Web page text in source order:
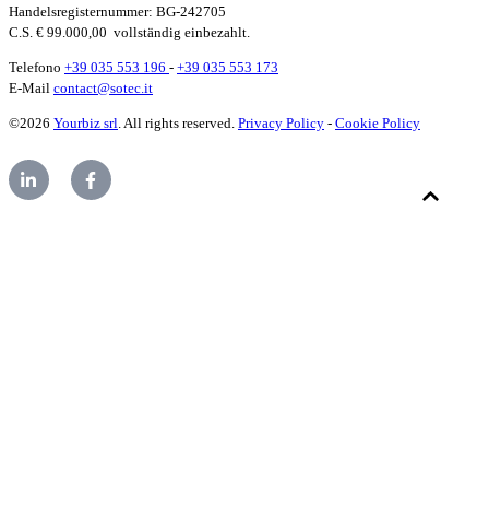
Handelsregisternummer: BG-242705
C.S. € 99.000,00 vollständig einbezahlt.
Telefono +39 035 553 196 - +39 035 553 173
E-Mail contact@sotec.it
©2026 Yourbiz srl. All rights reserved. Privacy Policy - Cookie Policy